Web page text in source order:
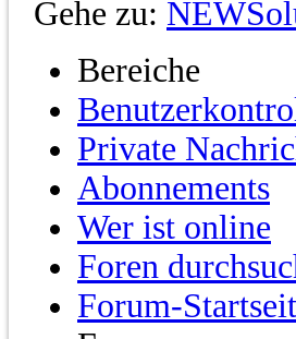
Gehe zu:
Bereiche
Private
Abonnements
Wer ist online
Foren
Forum-